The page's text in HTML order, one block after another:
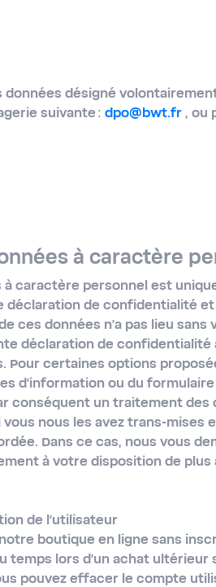
données désigné
suivante :dpo@bwt.fr , ou
à caractère
caractère personnel est
déclaration de confidentialité
ces données n'a pas lieu
déclaration de confidentialité
Pour certaines options
d'information ou du
conséquent un traitement des
nous les avez trans-mises
Dans ce cas, nous vous
à votre disposition de plus
de l'utilisateur
boutique en ligne sans
temps lors d'un achat ultérieur
pouvez effacer le compte